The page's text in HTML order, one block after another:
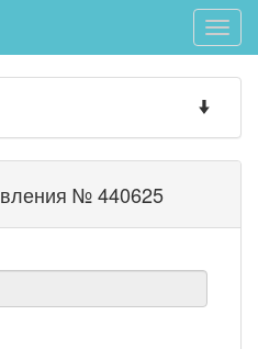
Toggle
Toggle
№ 440625